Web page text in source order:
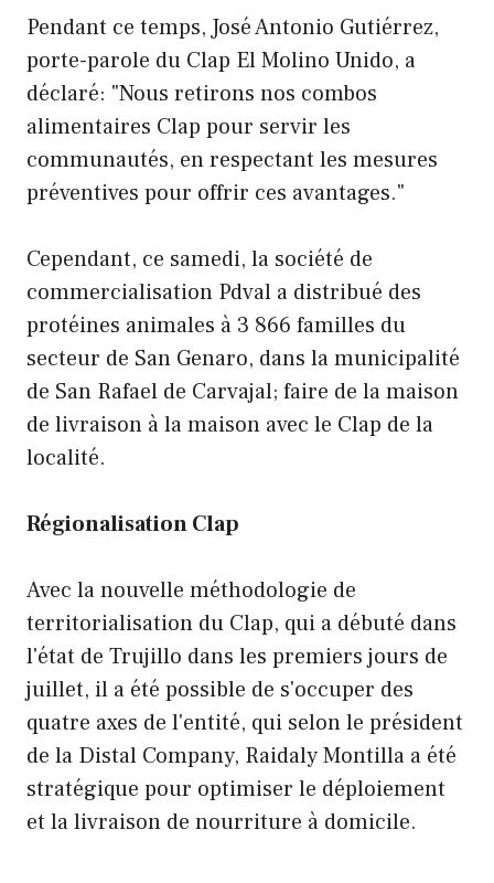
Pendant ce temps, José Antonio Gutiérrez,
porte-parole du Clap El Molino Unido, a
déclaré: "Nous retirons nos combos
alimentaires Clap pour servir les
communautés, en respectant les mesures
préventives pour offrir ces avantages."
Cependant, ce samedi, la société de
commercialisation Pdval a distribué des
protéines animales à 3 866 familles du
secteur de San Genaro, dans la municipalité
de San Rafael de Carvajal; faire de la maison
de livraison à la maison avec le Clap de la
localité.
Régionalisation Clap
Avec la nouvelle méthodologie de
territorialisation du Clap, qui a débuté dans
l'état de Trujillo dans les premiers jours de
juillet, il a été possible de s'occuper des
quatre axes de l'entité, qui selon le président
de la Distal Company, Raidaly Montilla a été
stratégique pour optimiser le déploiement
et la livraison de nourriture à domicile.